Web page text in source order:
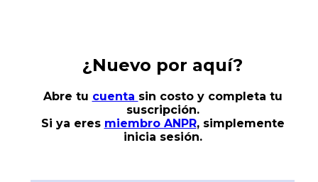
¿Nuevo por aquí?
Abre tu cuenta sin costo y completa tu
suscripción.
Si ya eres miembro ANPR, simplemente
inicia sesión.